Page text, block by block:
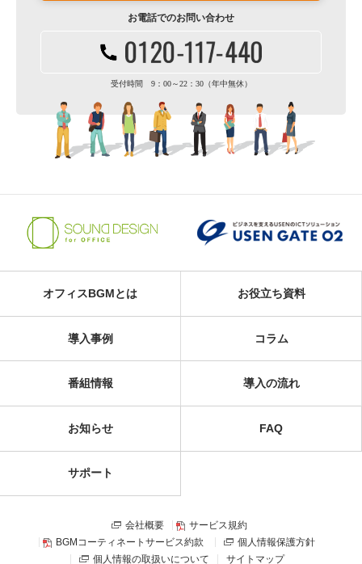
お電話でのお問い合わせ
受付時間 9：00～22：30（年中無休）
オフィスBGMとは お役立ち資料
導入事例 コラム
番組情報 導入の流れ
お知らせ FAQ
サポート
会社概要
サービス規約
BGMコーティネートサービス約款
個人情報保護方針
個人情報の取扱いについて
サイトマップ